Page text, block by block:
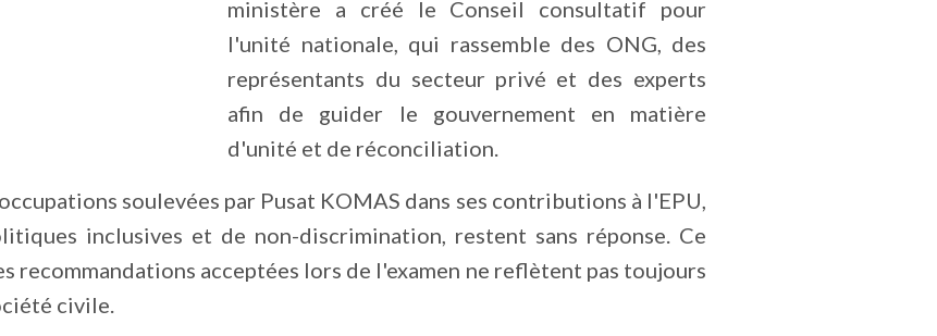
ministère a créé le Conseil consultatif pour
l'unité nationale, qui rassemble des ONG, des
représentants du secteur privé et des experts
afin de guider le gouvernement en matière
d'unité et de réconciliation.
soulevées par Pusat KOMAS dans ses contributions à l'EPU,
inclusives et de non-discrimination, restent sans réponse. Ce
recommandations acceptées lors de l'examen ne reflètent pas toujours
civile.